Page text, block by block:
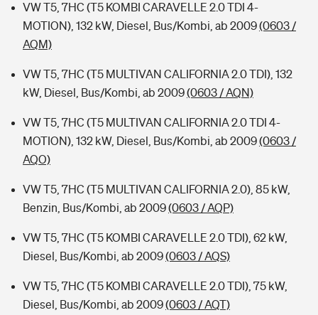
VW T5, 7HC (T5 KOMBI CARAVELLE 2.0 TDI 4-
MOTION), 132 kW, Diesel, Bus/Kombi, ab 2009(0603 /
AQM)
VW T5, 7HC (T5 MULTIVAN CALIFORNIA 2.0 TDI), 132
kW, Diesel, Bus/Kombi, ab 2009(0603 / AQN)
VW T5, 7HC (T5 MULTIVAN CALIFORNIA 2.0 TDI 4-
MOTION), 132 kW, Diesel, Bus/Kombi, ab 2009(0603 /
AQO)
VW T5, 7HC (T5 MULTIVAN CALIFORNIA 2.0), 85 kW,
Benzin, Bus/Kombi, ab 2009(0603 / AQP)
VW T5, 7HC (T5 KOMBI CARAVELLE 2.0 TDI), 62 kW,
Diesel, Bus/Kombi, ab 2009(0603 / AQS)
VW T5, 7HC (T5 KOMBI CARAVELLE 2.0 TDI), 75 kW,
Diesel, Bus/Kombi, ab 2009(0603 / AQT)